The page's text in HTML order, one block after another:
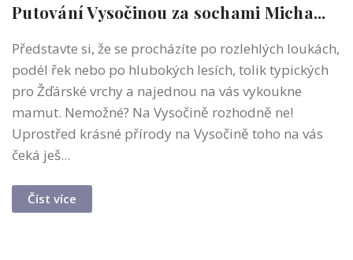
Putování Vysočinou za sochami Micha...
Představte si, že se procházíte po rozlehlých loukách,
podél řek nebo po hlubokých lesích, tolik typických
pro Žďárské vrchy a najednou na vás vykoukne
mamut. Nemožné? Na Vysočině rozhodně ne!
Uprostřed krásné přírody na Vysočině toho na vás
čeká ješ...
Číst více